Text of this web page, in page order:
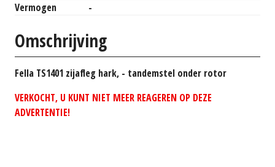
Vermogen
-
Omschrijving
Fella TS1401 zijafleg hark, - tandemstel onder rotor
VERKOCHT, U KUNT NIET MEER REAGEREN OP DEZE
ADVERTENTIE!